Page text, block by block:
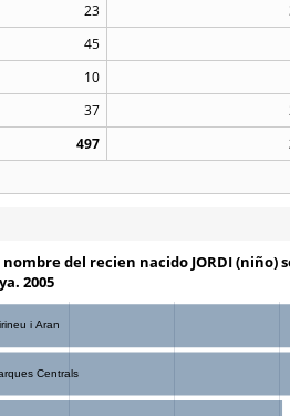
23
45
10
37
497